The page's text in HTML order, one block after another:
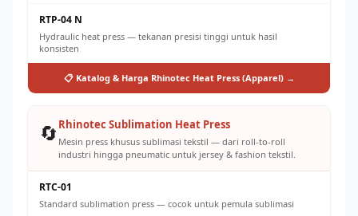
RTP-04 N
Hydraulic heat press — tekanan presisi tinggi untuk hasil
konsisten
📋 Katalog & Harga Rhinotec Heat Press (Apparel) →
🔄 Rhinotec Sublimation Heat Press
Mesin press khusus sublimasi tekstil — dari roll-to-roll
industri hingga pneumatic untuk jersey & fashion tekstil.
RTC-01
Standard sublimation press — cocok untuk pemula sublimasi